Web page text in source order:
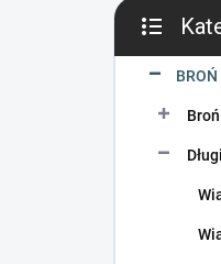
P
s
kategorie
BROŃ